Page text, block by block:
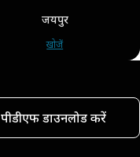
जयपुर
खोजें
पीडीएफ डाउनलोड करें